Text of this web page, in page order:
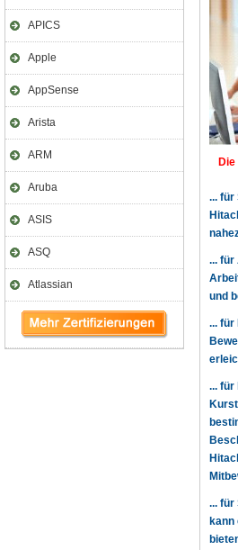
APICS
Apple
AppSense
Arista
ARM
Aruba
ASIS
ASQ
Atlassian
... für
... für
und
... für
... für
... für